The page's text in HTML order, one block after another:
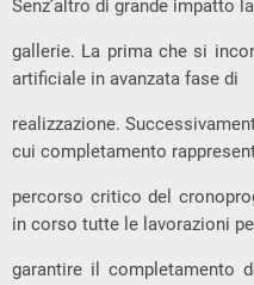
Senz’altro di grande impatto
gallerie. La prima che si
artificiale in avanzata fase di
realizzazione.
cui completamento
percorso critico del
in corso tutte le lavorazioni
garantire il completamento